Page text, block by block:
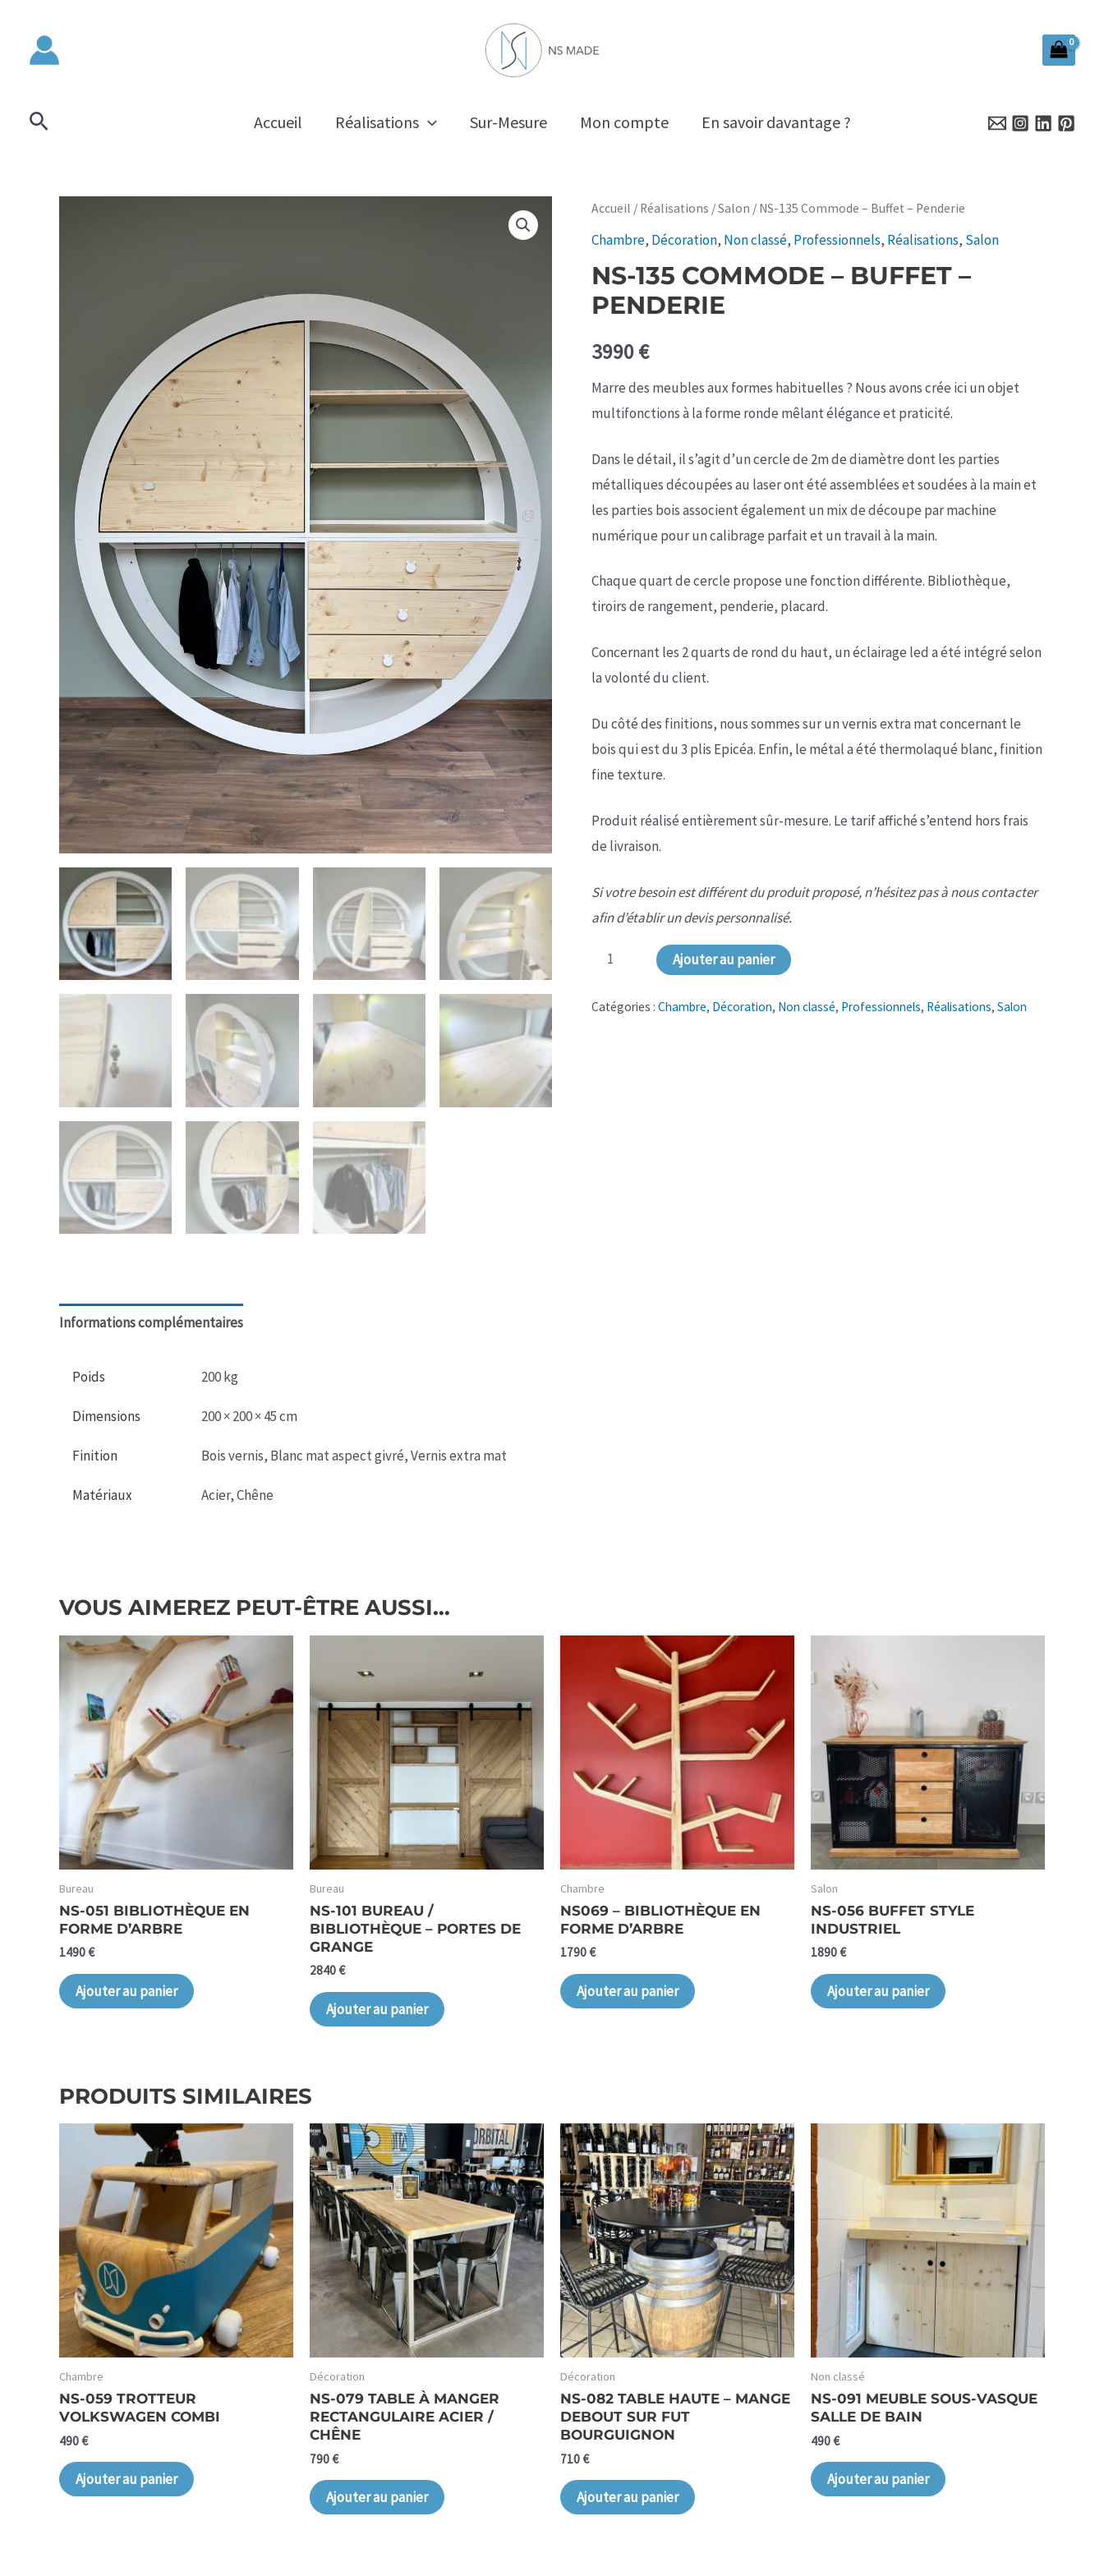
contenu
Rechercher Accueil Réalisations Sur-Mesure Mon compte En savoir davantage ?
Accueil / Réalisations /Salon / NS-135 Commode – Buffet – Penderie
Chambre, Décoration, Non classé, Professionnels, Réalisations, Salon
NS-135 COMMODE – BUFFET –
PENDERIE
3990€
Marre des meubles aux formes habituelles ? Nous avons crée ici un objet
multifonctions à la forme ronde mêlant élégance et praticité.
Dans le détail, il s’agit d’un cercle de 2m de diamètre dont les parties
métalliques découpées au laser ont été assemblées et soudées à la main et
les parties bois associent également un mix de découpe par machine
numérique pour un calibrage parfait et un travail à la main.
Chaque quart de cercle propose une fonction différente. Bibliothèque,
tiroirs de rangement, penderie, placard.
Concernant les 2 quarts de rond du haut, un éclairage led a été intégré selon
la volonté du client.
Du côté des finitions, nous sommes sur un vernis extra mat concernant le
bois qui est du 3 plis Epicéa. Enfin, le métal a été thermolaqué blanc, finition
fine texture.
Produit réalisé entièrement sûr-mesure. Le tarif affiché s’entend hors frais
de livraison.
Si votre besoin est différent du produit proposé, n’hésitez pas à nous contacter
afin d’établir un devis personnalisé.
quantité
NS-
Ajouter au panier
Catégories : Chambre, Décoration, Non classé, Professionnels, Réalisations, Salon
Informations complémentaires
Poids 200 kg
Dimensions 200 × 200 × 45 cm
Finition Bois vernis, Blanc mat aspect givré, Vernis extra mat
Matériaux Acier, Chêne
VOUS AIMEREZ PEUT-ÊTRE AUSSI…
Bureau
NS-051 BIBLIOTHÈQUE EN
FORME D’ARBRE
1490€
Ajouter au panier
Bureau
NS-101 BUREAU /
BIBLIOTHÈQUE – PORTES DE
GRANGE
2840€
Ajouter au panier
Chambre
NS069 – BIBLIOTHÈQUE EN
FORME D’ARBRE
1790€
Ajouter au panier
Salon
NS-056 BUFFET STYLE
INDUSTRIEL
1890€
Ajouter au panier
PRODUITS SIMILAIRES
Chambre
NS-059 TROTTEUR
VOLKSWAGEN COMBI
490€
Ajouter au panier
Décoration
NS-079 TABLE À MANGER
RECTANGULAIRE ACIER /
CHÊNE
790€
Ajouter au panier
Décoration
NS-082 TABLE HAUTE – MANGE
DEBOUT SUR FUT
BOURGUIGNON
710€
Ajouter au panier
Non classé
NS-091 MEUBLE SOUS-VASQUE
SALLE DE BAIN
490€
Ajouter au panier